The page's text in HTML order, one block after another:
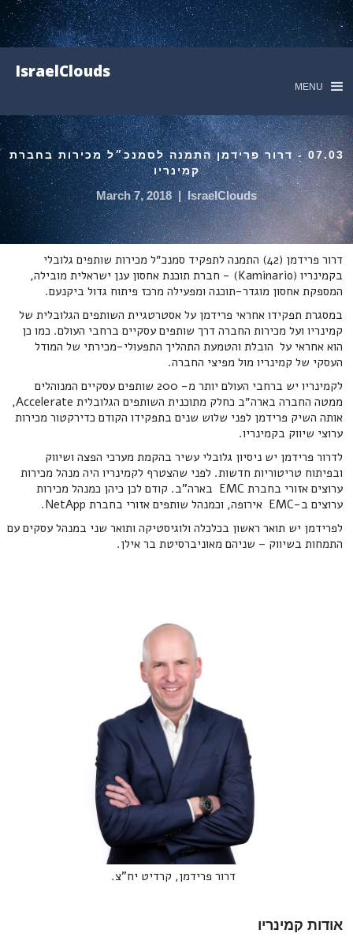
IsraelClouds
MENU
07.03 - דרור פרידמן התמנה לסמנכ״ל מכירות בחברת
קמינריו
IsraelClouds
|
March 7, 2018
דרור פרידמן (42) התמנה לתפקיד סמנכ״ל מכירות שותפים גלובלי
בקמינריו (Kaminario) - חברת תוכנת אחסון ענן ישראלית מובילה,
המספקת אחסון מוגדר-תוכנה ומפעילה מרכז פיתוח גדול ביקנעם.
במסגרת תפקידו אחראי פרידמן על אסטרטגיית השותפים הגלובלית של
קמינריו ועל מכירות החברה דרך שותפים עסקיים ברחבי העולם. כמו כן
הוא אחראי על הובלת והטמעת התהליך התפעולי-מכירתי של המודל
העסקי של קמינריו מול מפיצי החברה.
לקמינריו יש ברחבי העולם יותר מ- 200 שותפים עסקיים המנוהלים
ממטה החברה בארה״ב כחלק מתוכנית השותפים הגלובלית Accelerate,
אותה השיק פרידמן לפני שלוש שנים בתפקידו הקודם כדירקטור מכירות
ערוצי שיווק בקמינריו.
לדרור פרידמן יש ניסיון גלובלי עשיר בהקמת מערכי הפצה ושיווק
ובפיתוח טריטוריות חדשות. לפני שהצטרף לקמינריו היה מנהל מכירות
ערוצים אזורי בחברת EMC בארה"ב. קודם לכן כיהן כמנהל מכירות
ערוצים ב-EMC אירופה, וכמנהל שותפים אזורי בחברת NetApp.
לפרידמן יש תואר ראשון בכלכלה ולוגיסטיקה ותואר שני במנהל עסקים עם
התמחות בשיווק – שניהם מאוניברסיטת בר אילן.
‍דרור פרידמן, קרדיט יח"צ.
אודות קמינריו